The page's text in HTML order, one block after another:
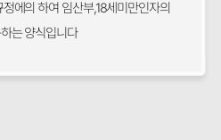
에의 하여 임산부,18세미만인자의
는 양식입니다